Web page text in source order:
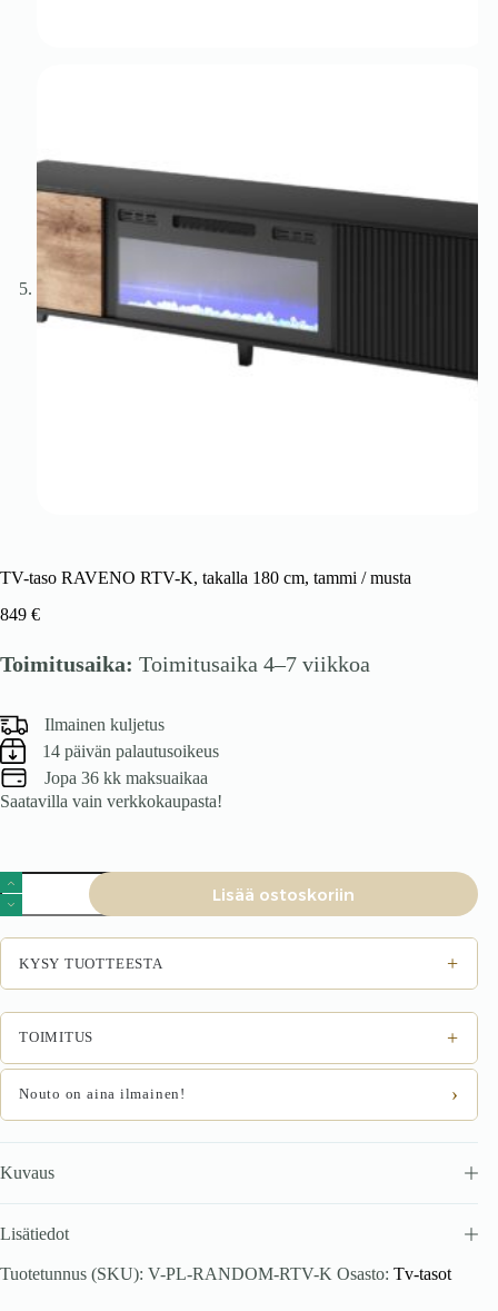
TV-taso RAVENO RTV-K, takalla 180 cm, tammi / musta
849 €
Toimitusaika: Toimitusaika 4–7 viikkoa
Ilmainen kuljetus
14 päivän palautusoikeus
Jopa 36 kk maksuaikaa
Saatavilla vain verkkokaupasta!
TV-
taso
RAVENO
RTV-
takalla
180
cm,
tammi
musta
määrä
Lisää ostoskoriin
KYSY TUOTTEESTA +
TOIMITUS +
Nouto on aina ilmainen! ›
Kuvaus
Lisätiedot
Tuotetunnus (SKU): V-PL-RANDOM-RTV-K Osasto: Tv-tasot